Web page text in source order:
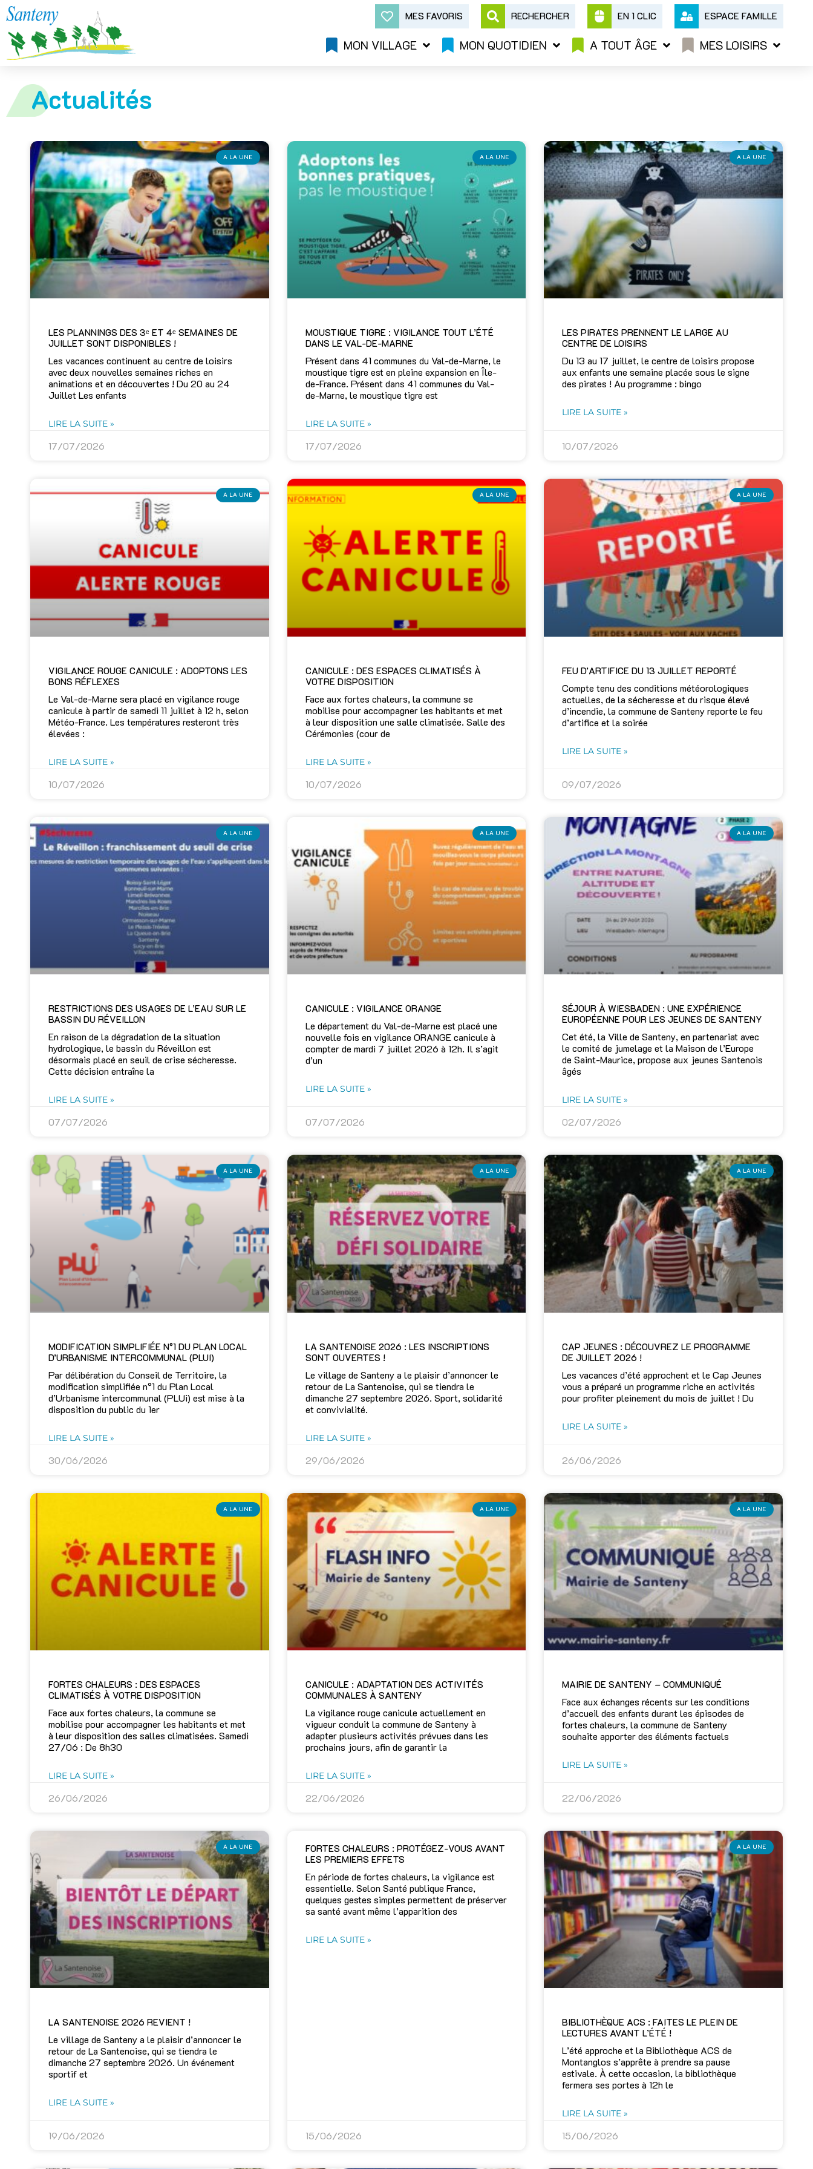
MES FAVORIS RECHERCHER EN 1 CLIC ESPACE FAMILLE
MON VILLAGE MON QUOTIDIEN A TOUT ÂGE MES LOISIRS
Actualités
A LA UNE
LES PLANNINGS DES 3ᵉ ET 4ᵉ SEMAINES DE
JUILLET SONT DISPONIBLES !
Les vacances continuent au centre de loisirs
avec deux nouvelles semaines riches en
animations et en découvertes ! Du 20 au 24
Juillet Les enfants
LIRE LA SUITE »
17/07/2026
A LA UNE
MOUSTIQUE TIGRE : VIGILANCE TOUT L’ÉTÉ
DANS LE VAL-DE-MARNE
Présent dans 41 communes du Val-de-Marne, le
moustique tigre est en pleine expansion en Île-
de-France. Présent dans 41 communes du Val-
de-Marne, le moustique tigre est
LIRE LA SUITE »
17/07/2026
A LA UNE
LES PIRATES PRENNENT LE LARGE AU
CENTRE DE LOISIRS
Du 13 au 17 juillet, le centre de loisirs propose
aux enfants une semaine placée sous le signe
des pirates ! Au programme : bingo
LIRE LA SUITE »
10/07/2026
A LA UNE
VIGILANCE ROUGE CANICULE : ADOPTONS LES
BONS RÉFLEXES
Le Val-de-Marne sera placé en vigilance rouge
canicule à partir de samedi 11 juillet à 12 h, selon
Météo-France. Les températures resteront très
élevées :
LIRE LA SUITE »
10/07/2026
A LA UNE
CANICULE : DES ESPACES CLIMATISÉS À
VOTRE DISPOSITION
Face aux fortes chaleurs, la commune se
mobilise pour accompagner les habitants et met
à leur disposition une salle climatisée. Salle des
Cérémonies (cour de
LIRE LA SUITE »
10/07/2026
A LA UNE
FEU D’ARTIFICE DU 13 JUILLET REPORTÉ
Compte tenu des conditions météorologiques
actuelles, de la sécheresse et du risque élevé
d’incendie, la commune de Santeny reporte le feu
d’artifice et la soirée
LIRE LA SUITE »
09/07/2026
A LA UNE
RESTRICTIONS DES USAGES DE L’EAU SUR LE
BASSIN DU RÉVEILLON
En raison de la dégradation de la situation
hydrologique, le bassin du Réveillon est
désormais placé en seuil de crise sécheresse.
Cette décision entraîne la
LIRE LA SUITE »
07/07/2026
A LA UNE
CANICULE : VIGILANCE ORANGE
Le département du Val-de-Marne est placé une
nouvelle fois en vigilance ORANGE canicule à
compter de mardi 7 juillet 2026 à 12h. Il s’agit
d’un
LIRE LA SUITE »
07/07/2026
A LA UNE
SÉJOUR À WIESBADEN : UNE EXPÉRIENCE
EUROPÉENNE POUR LES JEUNES DE SANTENY
Cet été, la Ville de Santeny, en partenariat avec
le comité de jumelage et la Maison de l’Europe
de Saint-Maurice, propose aux jeunes Santenois
âgés
LIRE LA SUITE »
02/07/2026
A LA UNE
MODIFICATION SIMPLIFIÉE N°1 DU PLAN LOCAL
D’URBANISME INTERCOMMUNAL (PLUI)
Par délibération du Conseil de Territoire, la
modification simplifiée n°1 du Plan Local
d’Urbanisme intercommunal (PLUi) est mise à la
disposition du public du 1er
LIRE LA SUITE »
30/06/2026
A LA UNE
LA SANTENOISE 2026 : LES INSCRIPTIONS
SONT OUVERTES !
Le village de Santeny a le plaisir d’annoncer le
retour de La Santenoise, qui se tiendra le
dimanche 27 septembre 2026. Sport, solidarité
et convivialité.
LIRE LA SUITE »
29/06/2026
A LA UNE
CAP JEUNES : DÉCOUVREZ LE PROGRAMME
DE JUILLET 2026 !
Les vacances d’été approchent et le Cap Jeunes
vous a préparé un programme riche en activités
pour profiter pleinement du mois de juillet ! Du
LIRE LA SUITE »
26/06/2026
A LA UNE
FORTES CHALEURS : DES ESPACES
CLIMATISÉS À VOTRE DISPOSITION
Face aux fortes chaleurs, la commune se
mobilise pour accompagner les habitants et met
à leur disposition des salles climatisées. Samedi
27/06 : De 8h30
LIRE LA SUITE »
26/06/2026
A LA UNE
CANICULE : ADAPTATION DES ACTIVITÉS
COMMUNALES À SANTENY
La vigilance rouge canicule actuellement en
vigueur conduit la commune de Santeny à
adapter plusieurs activités prévues dans les
prochains jours, afin de garantir la
LIRE LA SUITE »
22/06/2026
A LA UNE
MAIRIE DE SANTENY – COMMUNIQUÉ
Face aux échanges récents sur les conditions
d’accueil des enfants durant les épisodes de
fortes chaleurs, la commune de Santeny
souhaite apporter des éléments factuels
LIRE LA SUITE »
22/06/2026
A LA UNE
LA SANTENOISE 2026 REVIENT !
Le village de Santeny a le plaisir d’annoncer le
retour de La Santenoise, qui se tiendra le
dimanche 27 septembre 2026. Un événement
sportif et
LIRE LA SUITE »
19/06/2026
FORTES CHALEURS : PROTÉGEZ-VOUS AVANT
LES PREMIERS EFFETS
En période de fortes chaleurs, la vigilance est
essentielle. Selon Santé publique France,
quelques gestes simples permettent de préserver
sa santé avant même l’apparition des
LIRE LA SUITE »
15/06/2026
A LA UNE
BIBLIOTHÈQUE ACS : FAITES LE PLEIN DE
LECTURES AVANT L’ÉTÉ !
L’été approche et la Bibliothèque ACS de
Montanglos s’apprête à prendre sa pause
estivale. À cette occasion, la bibliothèque
fermera ses portes à 12h le
LIRE LA SUITE »
15/06/2026